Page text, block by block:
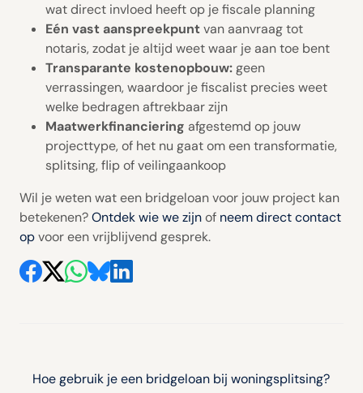
wat direct invloed heeft op je fiscale planning
Eén vast aanspreekpuntvan aanvraag tot
notaris, zodat je altijd weet waar je aan toe bent
Transparante kostenopbouw:geen
verrassingen, waardoor je fiscalist precies weet
welke bedragen aftrekbaar zijn
Maatwerkfinanciering afgestemd op jouw
projecttype, of het nu gaat om een transformatie,
splitsing, flip of veilingaankoop
Wil je weten wat een bridgeloan voor jouw project kan
betekenen?Ontdek wie we zijnof neem direct contact
opvoor een vrijblijvend gesprek.
Hoe gebruik je een bridgeloan bij woningsplitsing?